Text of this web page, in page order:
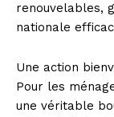
renouvelables,
nationale
Une action
Pour les
une véritable